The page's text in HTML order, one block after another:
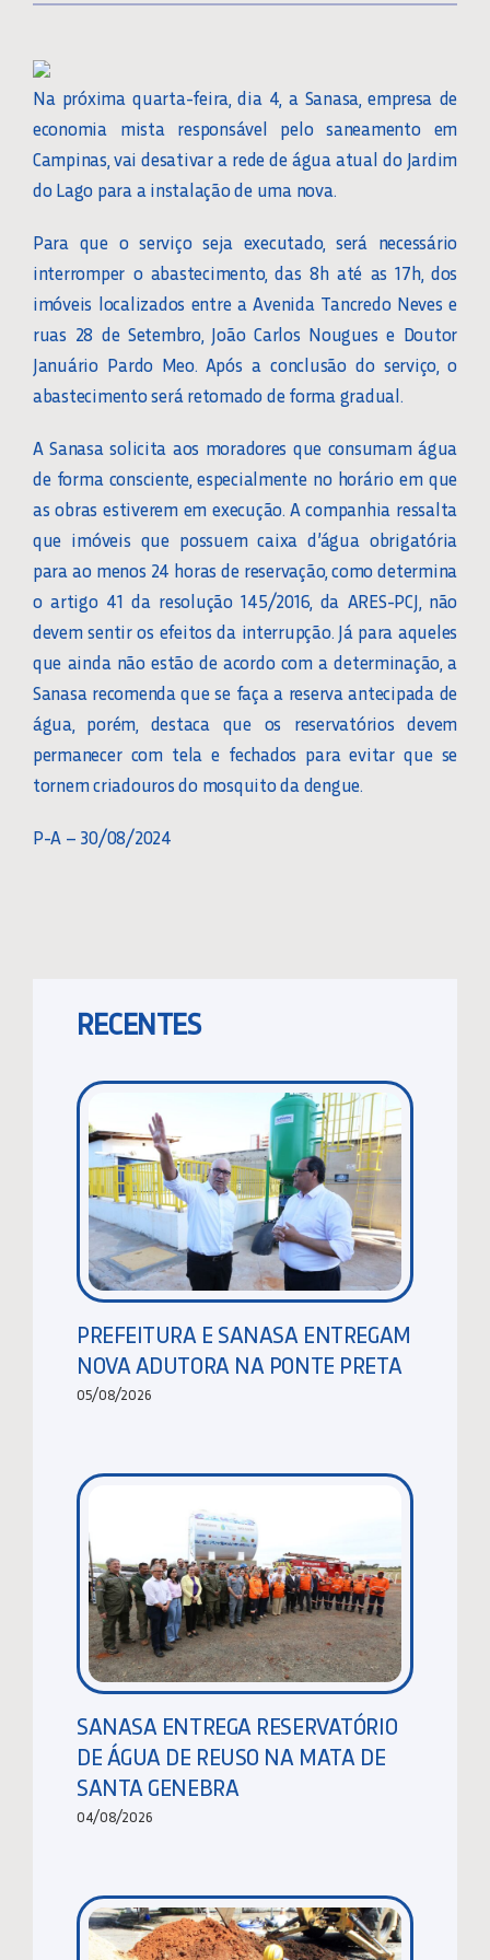
Na próxima quarta-feira, dia 4, a Sanasa, empresa de
economia mista responsável pelo saneamento em
Campinas, vai desativar a rede de água atual do Jardim
do Lago para a instalação de uma nova.
Para que o serviço seja executado, será necessário
interromper o abastecimento, das 8h até as 17h, dos
imóveis localizados entre a Avenida Tancredo Neves e
ruas 28 de Setembro, João Carlos Nougues e Doutor
Januário Pardo Meo. Após a conclusão do serviço, o
abastecimento será retomado de forma gradual.
A Sanasa solicita aos moradores que consumam água
de forma consciente, especialmente no horário em que
as obras estiverem em execução. A companhia ressalta
que imóveis que possuem caixa d’água obrigatória
para ao menos 24 horas de reservação, como determina
o artigo 41 da resolução 145/2016, da ARES-PCJ, não
devem sentir os efeitos da interrupção. Já para aqueles
que ainda não estão de acordo com a determinação, a
Sanasa recomenda que se faça a reserva antecipada de
água, porém, destaca que os reservatórios devem
permanecer com tela e fechados para evitar que se
tornem criadouros do mosquito da dengue.
P-A – 30/08/2024
RECENTES
PREFEITURA E SANASA ENTREGAM
NOVA ADUTORA NA PONTE PRETA
05/08/2026
SANASA ENTREGA RESERVATÓRIO
DE ÁGUA DE REUSO NA MATA DE
SANTA GENEBRA
04/08/2026